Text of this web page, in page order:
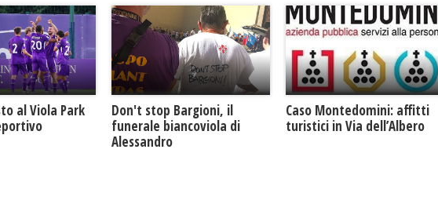
al Viola Park
Don't stop Bargioni, il
funerale biancoviola di
Alessandro
Caso Montedomini: affitti
turistici in Via dell’Albero